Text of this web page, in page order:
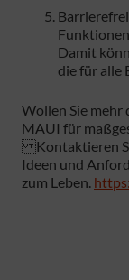
Damit
die für alle
Wollen Sie mehr
MAUI für
Kontaktieren
Ideen und
zum Leben.